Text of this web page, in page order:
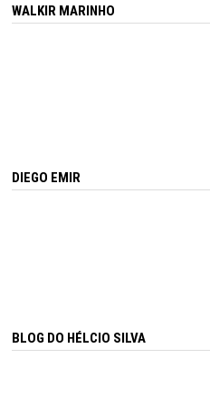
WALKIR MARINHO
DIEGO EMIR
BLOG DO HÉLCIO SILVA